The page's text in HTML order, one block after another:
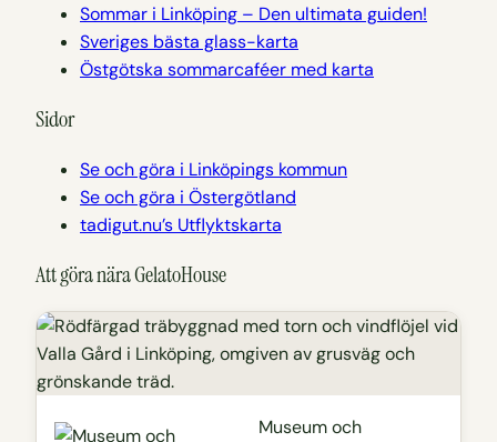
Sommar i Linköping – Den ultimata guiden!
Sveriges bästa glass-karta
Östgötska sommarcaféer med karta
Sidor
Se och göra i Linköpings kommun
Se och göra i Östergötland
tadigut.nu’s Utflyktskarta
Att göra nära GelatoHouse
Museum och